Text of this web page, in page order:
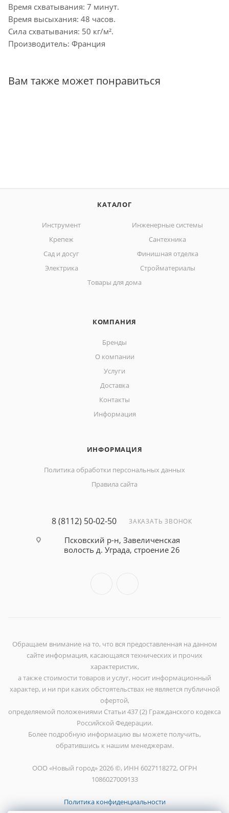
Время схватывания: 7 минут.
Время высыхания: 48 часов.
Сила схватывания: 50 кг/м².
Производитель: Франция
Вам также может понравиться
КАТАЛОГ
Инструмент
Инженерные системы
Крепеж
Сантехника
Сад и досуг
Финишная отделка
Электрика
Стройматериалы
Товары для дома
КОМПАНИЯ
Бренды
О компании
Услуги
Доставка
Контакты
Информация
ИНФОРМАЦИЯ
Политика обработки персональных данных
Правила сайта
8 (8112) 50-02-50 ЗАКАЗАТЬ ЗВОНОК
Псковский р-н, Завеличенская
волость д. Уграда, строение 26
Обращаем внимание на то, что вся предоставленная на данном
сайте информация, касающаяся технических и прочих
характеристик,
а также стоимости товаров и услуг, носит информационный
характер, и ни при каких обстоятельствах не является публичной
офертой,
определяемой положениями Статьи 437 (2) Гражданского кодекса
Российской Федерации.
Более подробную информацию вы можете получить,
обратившись к нашим менеджерам.
ООО «Новый город» 2026 ©, ИНН 6027118272, ОГРН
1086027009133
Политика конфиденциальности